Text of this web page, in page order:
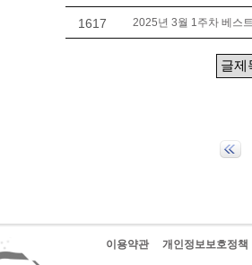
1617 2025년 3월 1주차 베스
이용약관 개인정보보호정책